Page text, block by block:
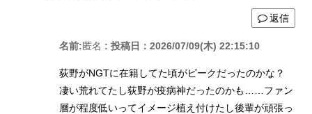
返信
名前:匿名 : 投稿日：2026/07/09(木) 22:15:10
荻野がNGTに在籍してた頃がピークだったのかな？
凄い荒れてたし荻野が疫病神だったのかも……ファン
層が程度低いってイメージ植え付けたし後輩が頑張っ